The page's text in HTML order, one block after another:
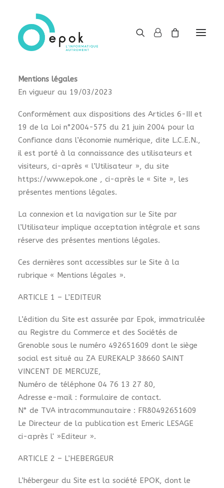
Mentions légales
Mentions légales
En vigueur au 19/03/2023
Conformément aux dispositions des Articles 6-III et
19 de la Loi n°2004-575 du 21 juin 2004 pour la
Confiance dans l’économie numérique, dite L.C.E.N.,
il est porté à la connaissance des utilisateurs et
visiteurs, ci-après « l’Utilisateur », du site
https://www.epok.one , ci-après le « Site », les
présentes mentions légales.
La connexion et la navigation sur le Site par
l’Utilisateur implique acceptation intégrale et sans
réserve des présentes mentions légales.
Ces dernières sont accessibles sur le Site à la
rubrique « Mentions légales ».
ARTICLE 1 – L’EDITEUR
L’édition du Site est assurée par Epok, immatriculée
au Registre du Commerce et des Sociétés de
Grenoble sous le numéro 492651609 dont le siège
social est situé au ZA EUREKALP 38660 SAINT
VINCENT DE MERCUZE,
Numéro de téléphone 04 76 13 27 80,
Adresse e-mail : formulaire de contact.
N° de TVA intracommunautaire : FR80492651609
Le Directeur de la publication est Emeric LESAGE
ci-après l' »Editeur ».
ARTICLE 2 – L’HEBERGEUR
L’hébergeur du Site est la société EPOK, dont le